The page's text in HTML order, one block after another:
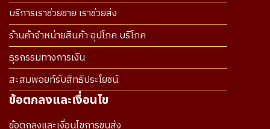
บริการเราช่วยขาย เราช่วยส่ง
ร้านค้าจำหน่ายสินค้า อุปโภค บริโภค
ธุรกรรมทางการเงิน
สะสมพอยท์รับสิทธิประโยชน์
ข้อตกลงและเงื่อนไข
ข้อตกลงและเงื่อนไขการขนส่ง